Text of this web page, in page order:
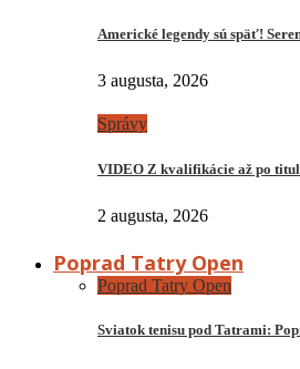
Americké legendy sú späť!
3 augusta, 2026
Správy
VIDEO Z kvalifikácie až po
2 augusta, 2026
Poprad Tatry Open
Poprad Tatry Open
Sviatok tenisu pod Tatrami: